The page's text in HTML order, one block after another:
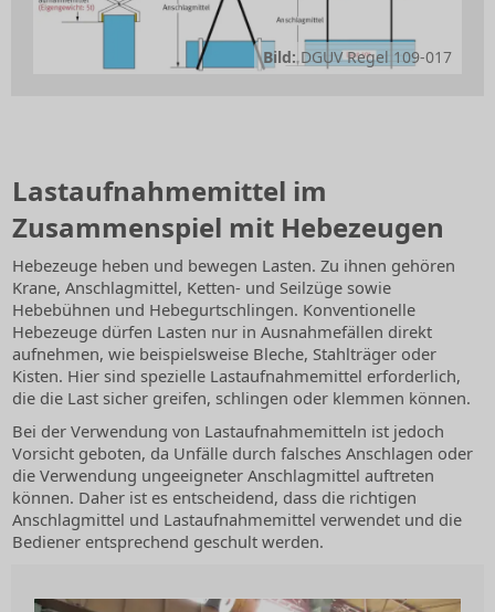
Bild:DGUV Regel 109-017
Lastaufnahmemittel im
Zusammenspiel mit Hebezeugen
Hebezeuge heben und bewegen Lasten. Zu ihnen gehören
Krane, Anschlagmittel, Ketten- und Seilzüge sowie
Hebebühnen und Hebegurtschlingen. Konventionelle
Hebezeuge dürfen Lasten nur in Ausnahmefällen direkt
aufnehmen, wie beispielsweise Bleche, Stahlträger oder
Kisten. Hier sind spezielle Lastaufnahmemittel erforderlich,
die die Last sicher greifen, schlingen oder klemmen können.
Bei der Verwendung von Lastaufnahmemitteln ist jedoch
Vorsicht geboten, da Unfälle durch falsches Anschlagen oder
die Verwendung ungeeigneter Anschlagmittel auftreten
können. Daher ist es entscheidend, dass die richtigen
Anschlagmittel und Lastaufnahmemittel verwendet und die
Bediener entsprechend geschult werden.